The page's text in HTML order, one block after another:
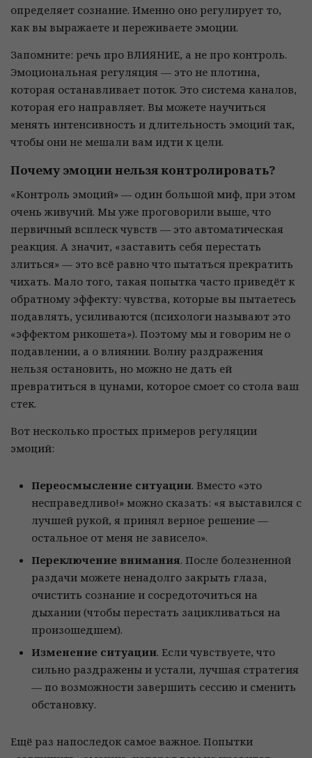
определяет сознание. Именно оно регулирует то,
как вы выражаете и переживаете эмоции.
Запомните: речь про ВЛИЯНИЕ, а не про контроль.
Эмоциональная регуляция — это не плотина,
которая останавливает поток. Это система каналов,
которая его направляет. Вы можете научиться
менять интенсивность и длительность эмоций так,
чтобы они не мешали вам идти к цели.
Почему эмоции нельзя контролировать?
«Контроль эмоций» — один большой миф, при этом
очень живучий. Мы уже проговорили выше, что
первичный всплеск чувств — это автоматическая
реакция. А значит, «заставить себя перестать
злиться» — это всё равно что пытаться прекратить
чихать. Мало того, такая попытка часто приведёт к
обратному эффекту: чувства, которые вы пытаетесь
подавлять, усиливаются (психологи называют это
«эффектом рикошета»). Поэтому мы и говорим не о
подавлении, а о влиянии. Волну раздражения
нельзя остановить, но можно не дать ей
превратиться в цунами, которое смоет со стола ваш
стек.
Вот несколько простых примеров регуляции
эмоций:
Переосмысление ситуации. Вместо «это
несправедливо!» можно сказать: «я выставился с
лучшей рукой, я принял верное решение —
остальное от меня не зависело».
Переключение внимания. После болезненной
раздачи можете ненадолго закрыть глаза,
очистить сознание и сосредоточиться на
дыхании (чтобы перестать зацикливаться на
произошедшем).
Изменение ситуации. Если чувствуете, что
сильно раздражены и устали, лучшая стратегия
— по возможности завершить сессию и сменить
обстановку.
Ещё раз напоследок самое важное. Попытки